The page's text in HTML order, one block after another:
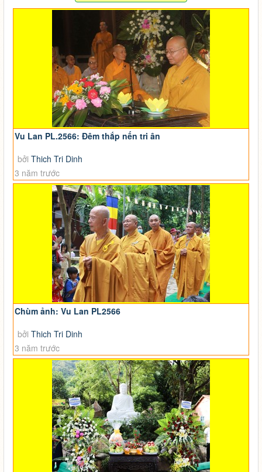
Vu Lan PL.2566: Đêm thắp nến tri ân
bởi Thich Tri Dinh
3 năm trước
Chùm ảnh: Vu Lan PL2566
bởi Thich Tri Dinh
3 năm trước